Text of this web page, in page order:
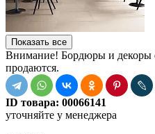
Показать все
Внимание! Бордюры и декоры
продаются.
ID товара: 00066141
уточняйте у менеджера